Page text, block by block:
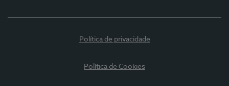
Política de privacidade
Política de Cookies